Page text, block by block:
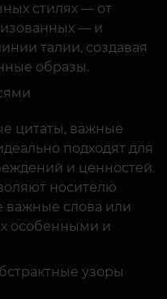
стилях — от
— и
талии, создавая
образы.
цитаты, важные
подходят для
и ценностей.
носителю
важные слова или
особенными и
узоры